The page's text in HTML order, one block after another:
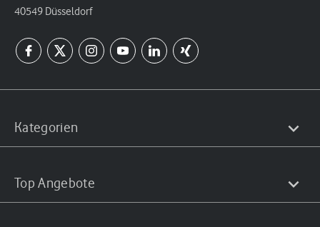
40549 Düsseldorf
Kategorien
Top Angebote